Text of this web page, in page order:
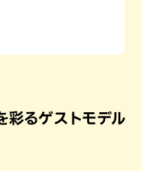
彩るゲストモデル